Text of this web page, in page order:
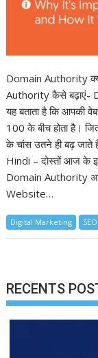
Domain Authority
Authority कैसे बढ़ाएं-
यह बताता है कि आपकी
100 के बीच होता है।
के चांस उतने ही बढ़
Hindi – दोस्तों आज के
Domain Authority
Website…
Digital Marketing SEO
RECENTS